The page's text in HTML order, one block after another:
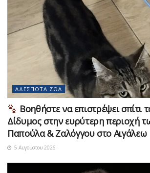
ΑΔΈΣΠΟΤΑ ΖΏΑ
Βοηθήστε να επιστρέψει σπίτι
Δίδυμος στην ευρύτερη περιοχή
Παπούλα & Ζαλόγγου στο Αιγάλεω
5 Αυγούστου 2026